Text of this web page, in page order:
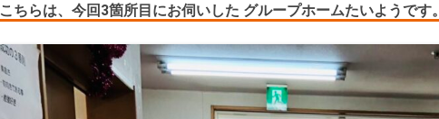
こちらは、今回3箇所目にお伺いした グループホームたいようです。